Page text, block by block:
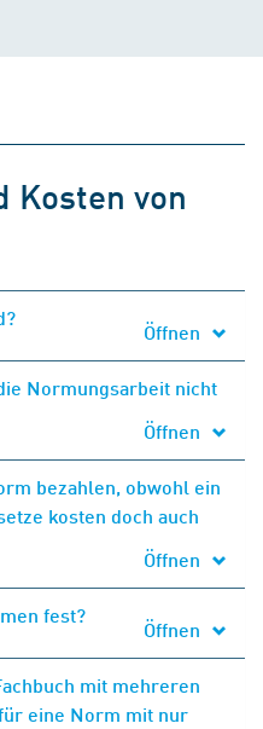
Kosten von
Öffnen
Normungsarbeit nicht
Öffnen
bezahlen, obwohl ein
kosten doch auch
Öffnen
fest?
Öffnen
mit mehreren
eine Norm mit nur